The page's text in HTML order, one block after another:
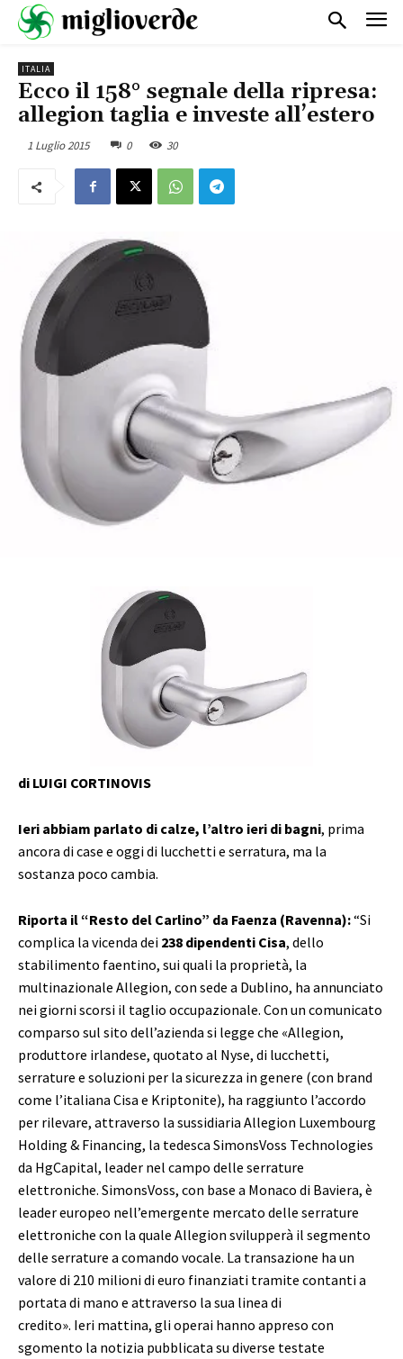
ITALIA
Ecco il 158° segnale della ripresa:
allegion taglia e investe all’estero
1 Luglio 2015 0 30
di LUIGI CORTINOVIS
Ieri abbiam parlato di calze, l’altro ieri di bagni, prima
ancora di case e oggi di lucchetti e serratura, ma la
sostanza poco cambia.
Riporta il “Resto del Carlino” da Faenza (Ravenna):“Si
complica la vicenda dei 238 dipendenti Cisa, dello
stabilimento faentino, sui quali la proprietà, la
multinazionale Allegion, con sede a Dublino, ha annunciato
nei giorni scorsi il taglio occupazionale. Con un comunicato
comparso sul sito dell’azienda si legge che «Allegion,
produttore irlandese, quotato al Nyse, di lucchetti,
serrature e soluzioni per la sicurezza in genere (con brand
come l’italiana Cisa e Kriptonite), ha raggiunto l’accordo
per rilevare, attraverso la sussidiaria Allegion Luxembourg
Holding & Financing, la tedesca SimonsVoss Technologies
da HgCapital, leader nel campo delle serrature
elettroniche. SimonsVoss, con base a Monaco di Baviera, è
leader europeo nell’emergente mercato delle serrature
elettroniche con la quale Allegion svilupperà il segmento
delle serrature a comando vocale. La transazione ha un
valore di 210 milioni di euro finanziati tramite contanti a
portata di mano e attraverso la sua linea di
credito». Ieri mattina, gli operai hanno appreso con
sgomento la notizia pubblicata su diverse testate